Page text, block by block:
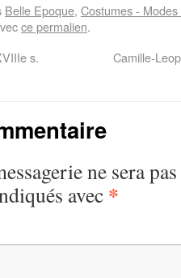
Belle Epoque, Costumes -
ce permalien.
s. Camille-
ne sera
avec *